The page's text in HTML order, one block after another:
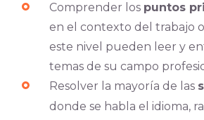
Comprender los puntos
en el contexto del trabajo
este nivel pueden leer y
temas de su campo
Resolver la mayoría de las
donde se habla el idioma,